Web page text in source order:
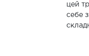
цей
себе